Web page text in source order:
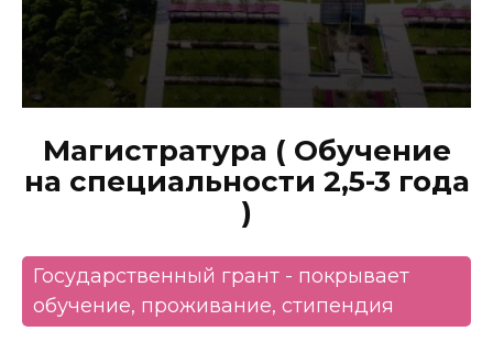
Магистратура ( Обучение
на специальности 2,5-3 года
)
Государственный грант - покрывает
обучение, проживание, стипендия